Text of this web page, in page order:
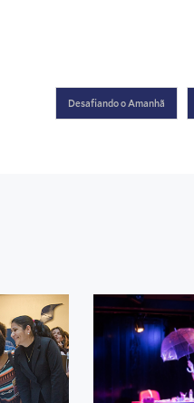
Desafiando o Amanhã